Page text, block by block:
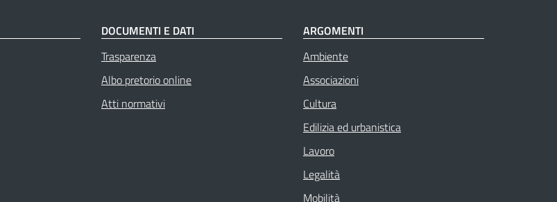
DOCUMENTI E DATI
Trasparenza
Albo pretorio online
Atti normativi
ARGOMENTI
Ambiente
Associazioni
Cultura
Edilizia ed urbanistica
Lavoro
Legalità
Mobilità